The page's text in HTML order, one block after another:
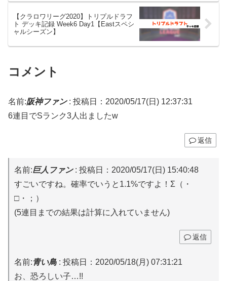
【クラロワリーグ2020】トリプルドラフ
ト デッキ記録 Week6 Day1【Eastスペシ
ャルシーズン】
コメント
名前:阪神ファン: 投稿日：2020/05/17(日) 12:37:31
6連目でSランク3人出ましたw
返信
名前:巨人ファン: 投稿日：2020/05/17(日) 15:40:48
すごいですね。確率でいうと1.1%ですよ！Σ（・
□・；）
(5連目までの結果は計算に入れていません)
返信
名前:青い鳥: 投稿日：2020/05/18(月) 07:31:21
お、恐ろしい子…!!